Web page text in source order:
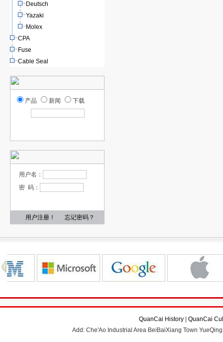
Deutsch
Yazaki
Molex
CPA
Fuse
Cable Seal
产品 新闻 下载
用户名：
密 码：
用户注册！ 忘记密码？
QuanCai History
QuanCai
Add: Che'Ao Industrial Area BeiBaiXiang Town